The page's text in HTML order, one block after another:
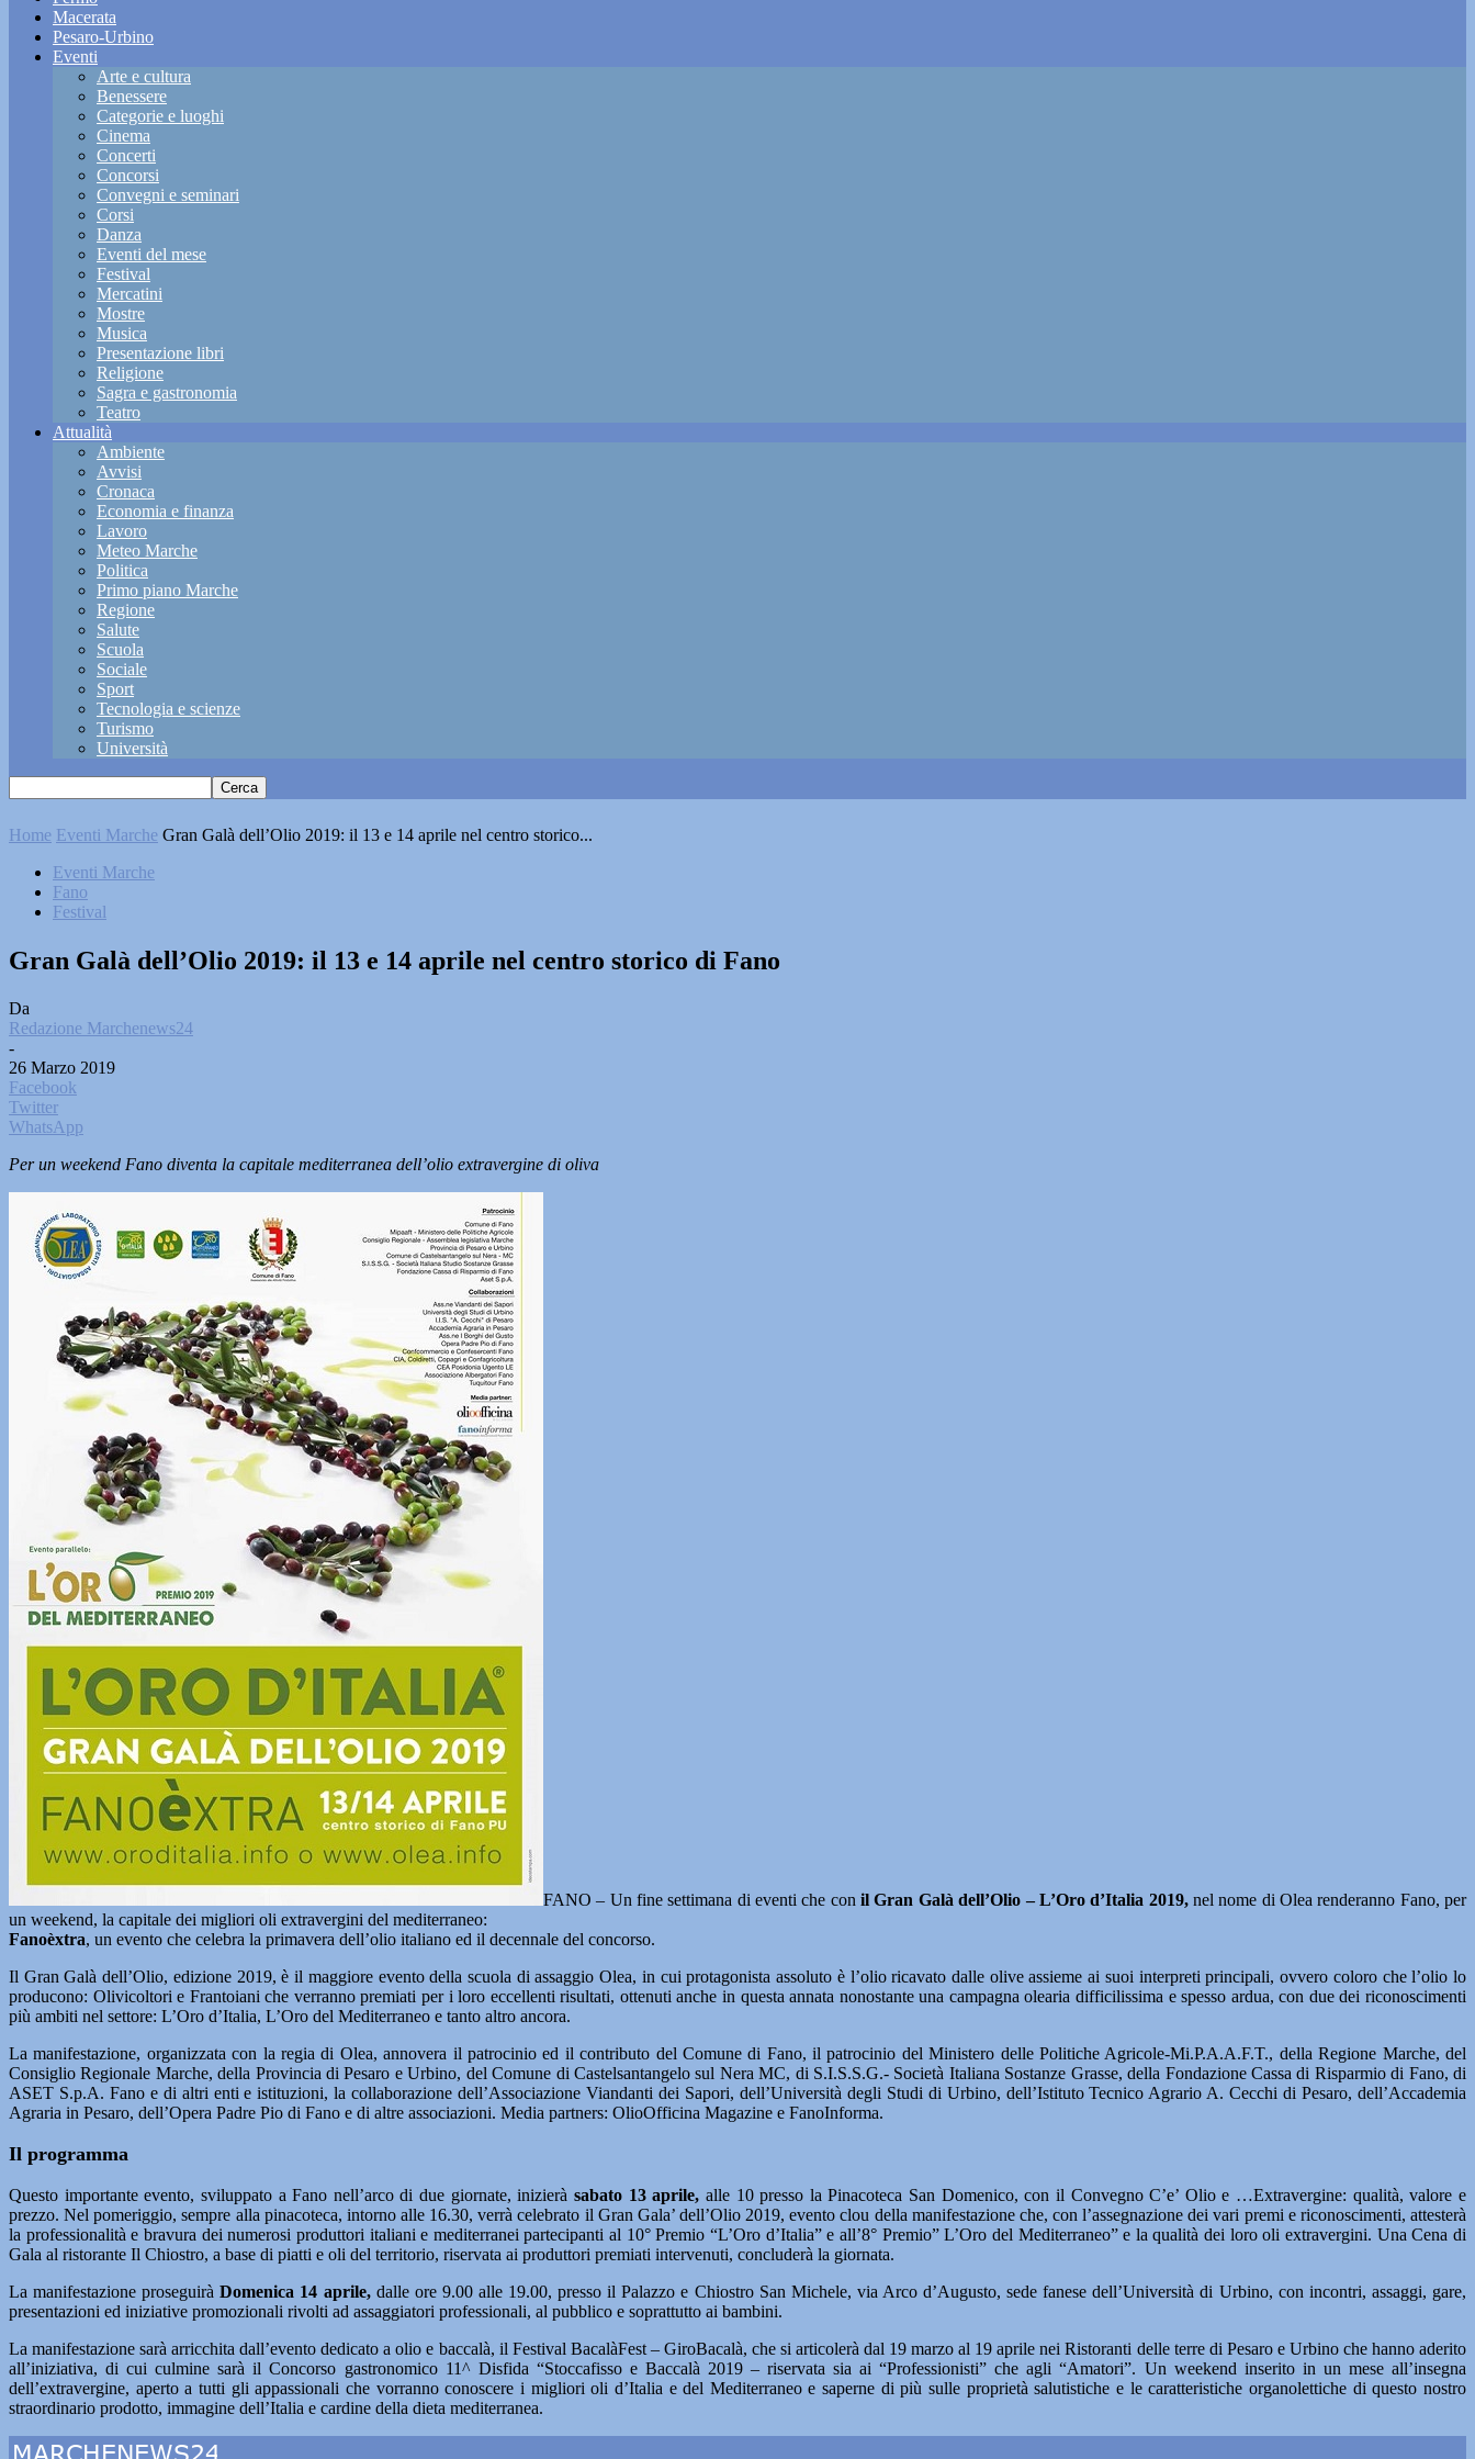
Macerata
Pesaro-Urbino
Eventi
Arte e cultura
Benessere
Categorie e luoghi
Cinema
Concerti
Concorsi
Convegni e seminari
Corsi
Danza
Eventi del mese
Festival
Mercatini
Mostre
Musica
Presentazione libri
Religione
Sagra e gastronomia
Teatro
Attualità
Ambiente
Avvisi
Cronaca
Economia e finanza
Lavoro
Meteo Marche
Politica
Primo piano Marche
Regione
Salute
Scuola
Sociale
Sport
Tecnologia e scienze
Turismo
Università
Home Eventi Marche Gran Galà dell’Olio 2019: il 13 e 14 aprile nel centro storico...
Eventi Marche
Fano
Festival
Gran Galà dell’Olio 2019: il 13 e 14 aprile nel centro storico di Fano
Da
Redazione Marchenews24
-
26 Marzo 2019
Facebook
Twitter
WhatsApp
Per un weekend Fano diventa la capitale mediterranea dell’olio extravergine di oliva
FANO – Un fine settimana di eventi che conil Gran Galà dell’Olio – L’Oro d’Italia 2019,nel nome di Olea renderanno Fano, per
un weekend, la capitale dei migliori oli extravergini del mediterraneo:
Fanoèxtra, un evento che celebra la primavera dell’olio italiano ed il decennale del concorso.
Il Gran Galà dell’Olio, edizione 2019, è il maggiore evento della scuola di assaggio Olea, in cui protagonista assoluto è l’olio ricavato dalle olive assieme ai suoi interpreti principali, ovvero coloro che l’olio lo
producono: Olivicoltori e Frantoiani che verranno premiati per i loro eccellenti risultati, ottenuti anche in questa annata nonostante una campagna olearia difficilissima e spesso ardua, con due dei riconoscimenti
più ambiti nel settore: L’Oro d’Italia, L’Oro del Mediterraneo e tanto altro ancora.
La manifestazione, organizzata con la regia di Olea, annovera il patrocinio ed il contributo del Comune di Fano, il patrocinio del Ministero delle Politiche Agricole-Mi.P.A.A.F.T., della Regione Marche, del
Consiglio Regionale Marche, della Provincia di Pesaro e Urbino, del Comune di Castelsantangelo sul Nera MC, di S.I.S.S.G.- Società Italiana Sostanze Grasse, della Fondazione Cassa di Risparmio di Fano, di
ASET S.p.A. Fano e di altri enti e istituzioni, la collaborazione dell’Associazione Viandanti dei Sapori, dell’Università degli Studi di Urbino, dell’Istituto Tecnico Agrario A. Cecchi di Pesaro, dell’Accademia
Agraria in Pesaro, dell’Opera Padre Pio di Fano e di altre associazioni. Media partners: OlioOfficina Magazine e FanoInforma.
Il programma
Questo importante evento, sviluppato a Fano nell’arco di due giornate, inizierà sabato 13 aprile, alle 10 presso la Pinacoteca San Domenico, con il Convegno C’e’ Olio e …Extravergine: qualità, valore e
prezzo. Nel pomeriggio, sempre alla pinacoteca, intorno alle 16.30, verrà celebrato il Gran Gala’ dell’Olio 2019, evento clou della manifestazione che, con l’assegnazione dei vari premi e riconoscimenti, attesterà
la professionalità e bravura dei numerosi produttori italiani e mediterranei partecipanti al 10° Premio “L’Oro d’Italia” e all’8° Premio” L’Oro del Mediterraneo” e la qualità dei loro oli extravergini. Una Cena di
Gala al ristorante Il Chiostro, a base di piatti e oli del territorio, riservata ai produttori premiati intervenuti, concluderà la giornata.
La manifestazione proseguiràDomenica 14 aprile,dalle ore 9.00 alle 19.00, presso il Palazzo e Chiostro San Michele, via Arco d’Augusto, sede fanese dell’Università di Urbino, con incontri, assaggi, gare,
presentazioni ed iniziative promozionali rivolti ad assaggiatori professionali, al pubblico e soprattutto ai bambini.
La manifestazione sarà arricchita dall’evento dedicato a olio e baccalà, il Festival BacalàFest – GiroBacalà, che si articolerà dal 19 marzo al 19 aprile nei Ristoranti delle terre di Pesaro e Urbino che hanno aderito
all’iniziativa, di cui culmine sarà il Concorso gastronomico 11^ Disfida “Stoccafisso e Baccalà 2019 – riservata sia ai “Professionisti” che agli “Amatori”. Un weekend inserito in un mese all’insegna
dell’extravergine, aperto a tutti gli appassionali che vorranno conoscere i migliori oli d’Italia e del Mediterraneo e saperne di più sulle proprietà salutistiche e le caratteristiche organolettiche di questo nostro
straordinario prodotto, immagine dell’Italia e cardine della dieta mediterranea.